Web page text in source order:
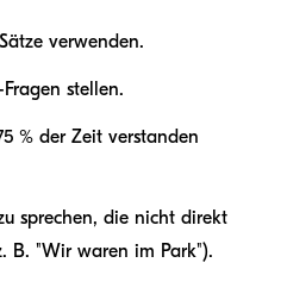
verwenden.
stellen.
% der Zeit verstanden
sprechen, die nicht direkt
B. "Wir waren im Park").